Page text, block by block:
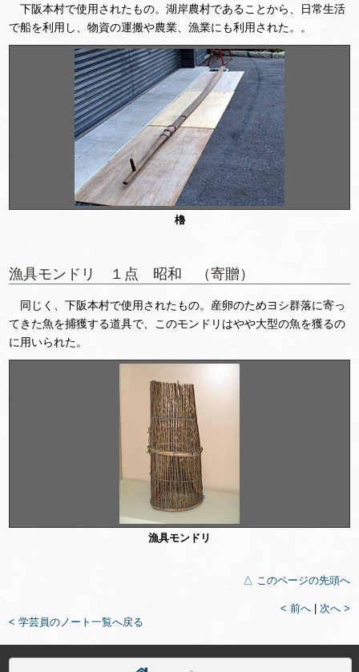
下阪本村で使用されたもの。湖岸農村であることから、日常生活
で船を利用し、物資の運搬や農業、漁業にも利用された。。
櫓
漁具モンドリ １点 昭和 （寄贈）
同じく、下阪本村で使用されたもの。産卵のためヨシ群落に寄っ
てきた魚を捕獲する道具で、このモンドリはやや大型の魚を獲るの
に用いられた。
漁具モンドリ
△ このページの先頭へ
< 前へ| 次へ >
< 学芸員のノート一覧へ戻る